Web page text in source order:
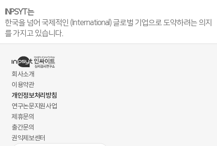
INPSYT는
한국을 넘어 국제적인 (International) 글로벌 기업으로 도약하려는 의지
를 가지고 있습니다.
회사소개
이용약관
개인정보처리방침
연구논문지원사업
제휴문의
출간문의
권익제보센터